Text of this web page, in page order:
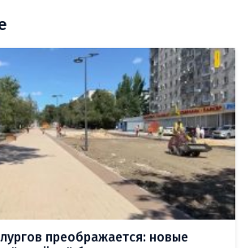
преображается: новые